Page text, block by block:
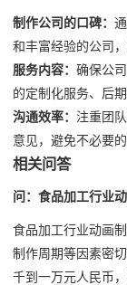
制作公司的口碑：
和丰富经验的公司
服务内容： 确保公
的定制化服务、后
沟通效率： 注重团
意见，避免不必要的
相关问答
问：食品加工行业
食品加工行业动画
制作周期等因素密
千到一万元人民币